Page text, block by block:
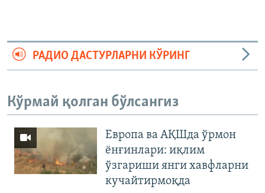
РАДИО ДАСТУРЛАРНИ КЎРИНГ
Кўрмай қолган бўлсангиз
Европа ва АҚШда ўрмон
ёнғинлари: иқлим
ўзгариши янги хавфларни
кучайтирмоқда